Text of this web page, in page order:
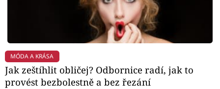
MÓDA A KRÁSA
Jak zeštíhlit obličej? Odbornice radí, jak to
provést bezbolestně a bez řezání